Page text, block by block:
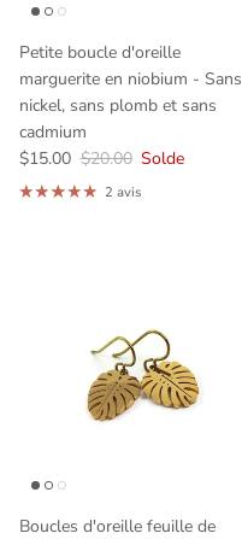
Petite boucle d'oreille
marguerite en niobium - Sans
nickel, sans plomb et sans
cadmium
$15.00 $20.00 Solde
2 avis
Boucles d'oreille feuille de